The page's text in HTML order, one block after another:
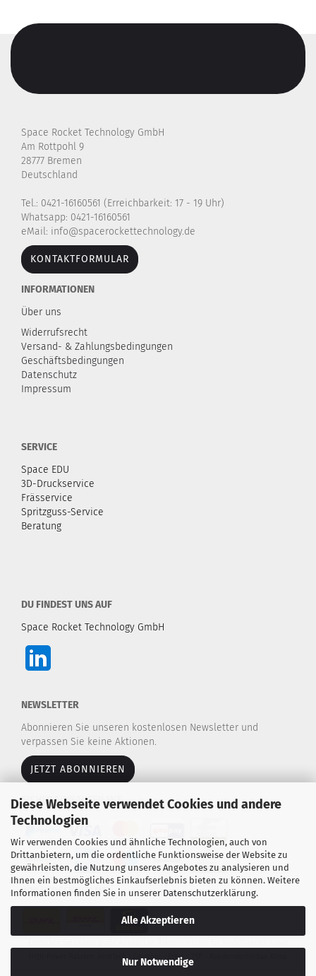
Diese Webseite verwendet Cookies und andere
Technologien
Wir verwenden Cookies und ähnliche Technologien, auch von
Drittanbietern, um die ordentliche Funktionsweise der Website zu
gewährleisten, die Nutzung unseres Angebotes zu analysieren und
Ihnen ein bestmögliches Einkaufserlebnis bieten zu können. Weitere
Informationen finden Sie in unserer Datenschutzerklärung.
Alle Akzeptieren
Nur Notwendige
Space Rocket Technology GmbH
Am Rottpohl 9
28777 Bremen
Deutschland
Tel.: 0421-16160561 (Erreichbarkeit: 17 - 19 Uhr)
Whatsapp: 0421-16160561
eMail: info@spacerockettechnology.de
KONTAKTFORMULAR
INFORMATIONEN
Über uns
Widerrufsrecht
Versand- & Zahlungsbedingungen
Geschäftsbedingungen
Datenschutz
Impressum
SERVICE
Space EDU
3D-Druckservice
Frässervice
Spritzguss-Service
Beratung
DU FINDEST UNS AUF
Space Rocket Technology GmbH
NEWSLETTER
Abonnieren Sie unseren kostenlosen Newsletter und
verpassen Sie keine Aktionen.
JETZT ABONNIEREN
SICHER EINKAUFEN MIT
WIR VERSENDEN MIT
High-Power-Raketen. AeroTech - Cesaroni - Estes - TSP - Raketenmodellbau Klima